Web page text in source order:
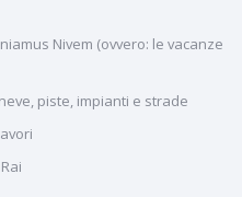
Nivem (ovvero: le vacanze
piste, impianti e strade